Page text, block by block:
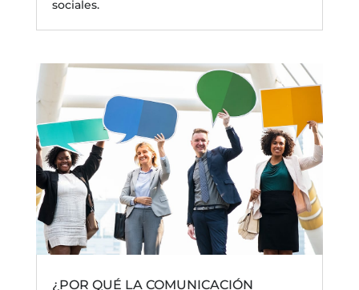
sociales.
¿POR QUÉ LA COMUNICACIÓN